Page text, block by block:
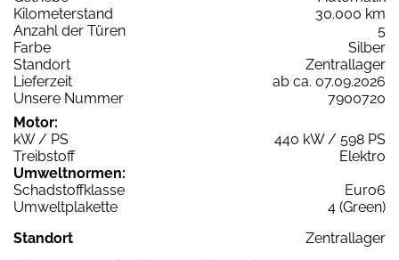
Kilometerstand
30.000 km
Anzahl der Türen
5
Farbe
Silber
Standort
Zentrallager
Lieferzeit
ab ca. 07.09.2026
Unsere Nummer
7900720
Motor:
kW / PS
440 kW / 598 PS
Treibstoff
Elektro
Umweltnormen:
Schadstoffklasse
Euro6
Umweltplakette
4 (Green)
Standort
Zentrallager